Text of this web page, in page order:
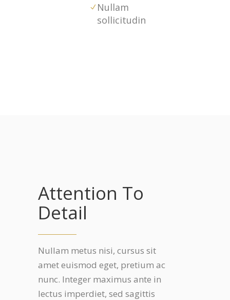
Nullam
sollicitudin
Attention To
Detail
Nullam metus nisi, cursus sit
amet euismod eget, pretium ac
nunc. Integer maximus ante in
lectus imperdiet, sed sagittis